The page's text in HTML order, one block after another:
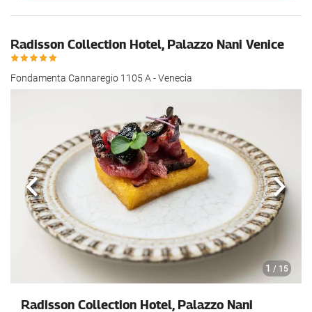
Radisson Collection Hotel, Palazzo Nani Venice
Fondamenta Cannaregio 1105 A - Venecia
1 / 15
Anterior
Radisson Collection Hotel, Palazzo Nani